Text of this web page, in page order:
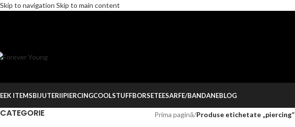
Skip to navigation Skip to main content
ITEMSBIJUTERIIPIERCINGCOOLSTUFFBORSETEESARFE/BANDANEBLOG
CATEGORIE Prima pagină/Produse etichetate „piercing”